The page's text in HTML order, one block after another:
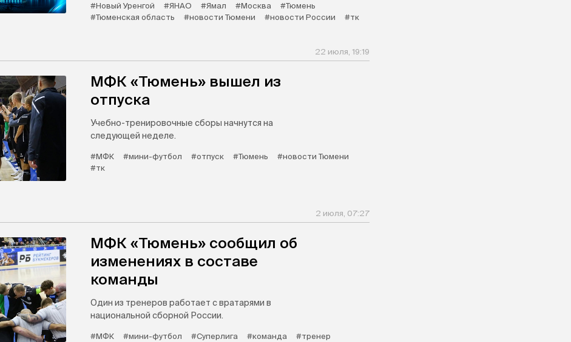
#Новый Уренгой
#ЯНАО #Ямал #Москва
#Тюмень
#Тюменская область
#новости Тюмени #новости России #тк
22 июля, 19:19
МФК «Тюмень» вышел из
отпуска
Учебно-тренировочные сборы начнутся на
следующей неделе.
#МФК #мини-футбол #отпуск #Тюмень
#новости Тюмени
#тк
2 июля, 07:27
МФК «Тюмень» сообщил об
изменениях в составе
команды
Один из тренеров работает с вратарями в
национальной сборной России.
#МФК #мини-футбол #Суперлига #команда #тренер